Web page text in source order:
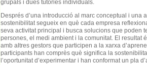
grupals i dues tutories individuals.
Després d’una introducció al marc conceptual i una
sostenibilitat segueix en què cada empresa
seva activitat principal i busca solucions que poden
persones, el medi ambient i la comunitat. El resultat
amb altres gestors que participen a la xarxa
participants han comprès què significa la
l’oportunitat d’experimentar i han conformat un pla